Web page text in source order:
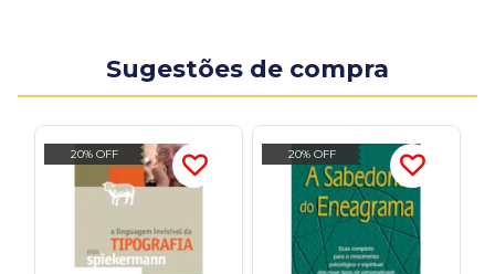
Sugestões de compra
20% OFF 20% OFF